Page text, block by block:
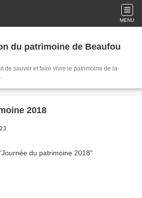
MENU
du patrimoine de Beaufou
de sauver et faire vivre le patrimoine de la
2018